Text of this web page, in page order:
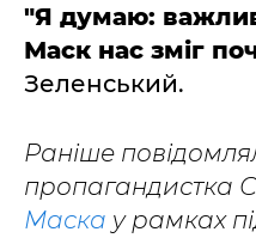
"Я думаю:
Маск нас зміг
Зеленський.
Раніше
пропагандистка
Маска у рамках